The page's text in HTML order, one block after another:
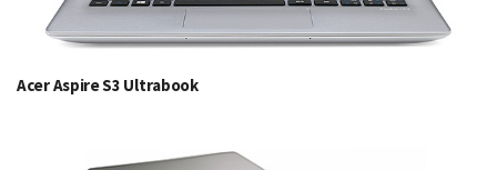
Acer Aspire S3 Ultrabook